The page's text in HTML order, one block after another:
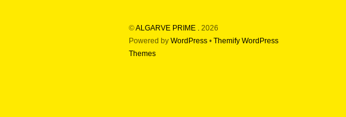
©ALGARVE PRIME .2026
Powered by WordPress• Themify WordPress
Themes